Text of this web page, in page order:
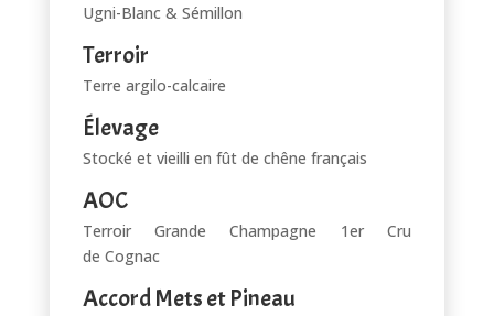
Ugni-Blanc & Sémillon
Terroir
Terre argilo-calcaire
Élevage
Stocké et vieilli en fût de chêne français
AOC
Terroir Grande Champagne 1er Cru
de Cognac
Accord Mets et Pineau